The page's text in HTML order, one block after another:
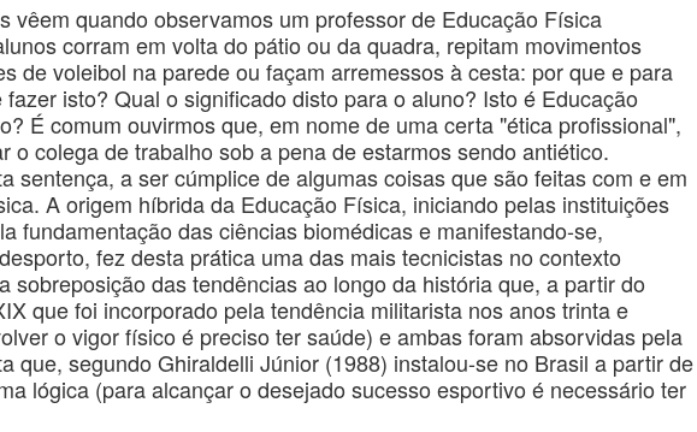
vêem quando observamos um professor de Educação Física
corram em volta do pátio ou da quadra, repitam movimentos
de voleibol na parede ou façam arremessos à cesta: por que e para
isto? Qual o significado disto para o aluno? Isto é Educação
É comum ouvirmos que, em nome de uma certa "ética profissional",
o colega de trabalho sob a pena de estarmos sendo antiético.
sentença, a ser cúmplice de algumas coisas que são feitas com e em
A origem híbrida da Educação Física, iniciando pelas instituições
fundamentação das ciências biomédicas e manifestando-se,
fez desta prática uma das mais tecnicistas no contexto
sobreposição das tendências ao longo da história que, a partir do
que foi incorporado pela tendência militarista nos anos trinta e
o vigor físico é preciso ter saúde) e ambas foram absorvidas pela
que, segundo Ghiraldelli Júnior (1988) instalou-se no Brasil a partir de
lógica (para alcançar o desejado sucesso esportivo é necessário ter